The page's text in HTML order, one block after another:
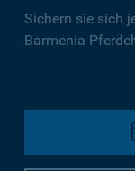
Sichern sie sich
Barmenia